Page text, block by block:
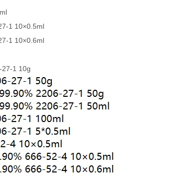
1 10×0.5ml
1 10×0.6ml
1 10g